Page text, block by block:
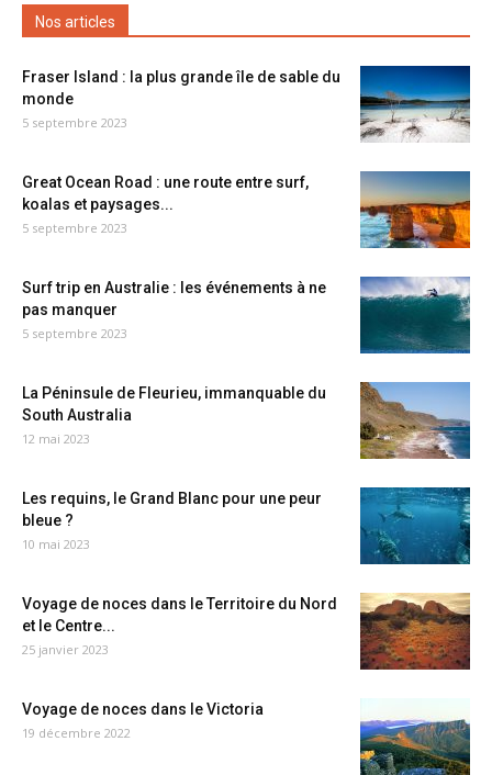
Nos articles
Fraser Island : la plus grande île de sable du
monde
5 septembre 2023
Great Ocean Road : une route entre surf,
koalas et paysages...
5 septembre 2023
Surf trip en Australie : les événements à ne
pas manquer
5 septembre 2023
La Péninsule de Fleurieu, immanquable du
South Australia
12 mai 2023
Les requins, le Grand Blanc pour une peur
bleue ?
10 mai 2023
Voyage de noces dans le Territoire du Nord
et le Centre...
25 janvier 2023
Voyage de noces dans le Victoria
19 décembre 2022